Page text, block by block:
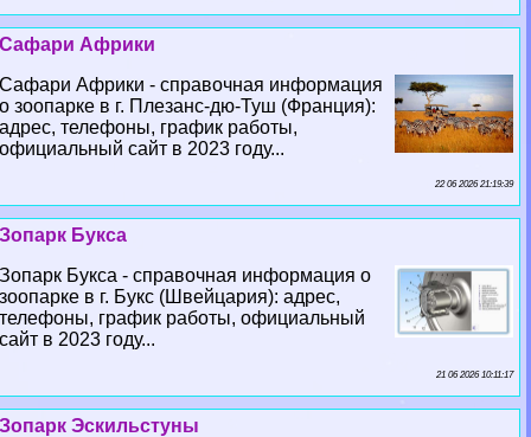
Сафари Африки
Сафари Африки - справочная информация
о зоопарке в г. Плезанс-дю-Туш (Франция):
адрес, телефоны, график работы,
официальный сайт в 2023 году...
22 06 2026 21:19:39
Зопарк Букса
Зопарк Букса - справочная информация о
зоопарке в г. Букс (Швейцария): адрес,
телефоны, график работы, официальный
сайт в 2023 году...
21 06 2026 10:11:17
Зопарк Эскильстуны